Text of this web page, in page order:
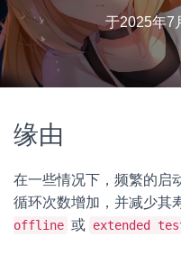
于2025年7
缘由
在一些情况下，频繁的启
循环次数增加，并减少其
offline 或 extended